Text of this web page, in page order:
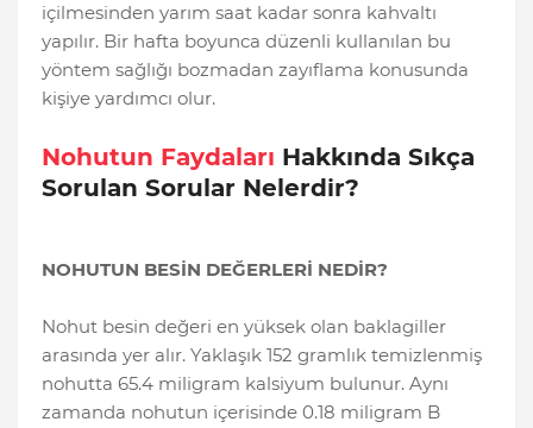
içilmesinden yarım saat kadar sonra kahvaltı
yapılır. Bir hafta boyunca düzenli kullanılan bu
yöntem sağlığı bozmadan zayıflama konusunda
kişiye yardımcı olur.
Nohutun Faydaları Hakkında Sıkça
Sorulan Sorular Nelerdir?
NOHUTUN BESİN DEĞERLERİ NEDİR?
Nohut besin değeri en yüksek olan baklagiller
arasında yer alır. Yaklaşık 152 gramlık temizlenmiş
nohutta 65.4 miligram kalsiyum bulunur. Aynı
zamanda nohutun içerisinde 0.18 miligram B